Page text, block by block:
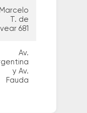
Marcelo
T. de
681
Av.
y Av.
Fauda